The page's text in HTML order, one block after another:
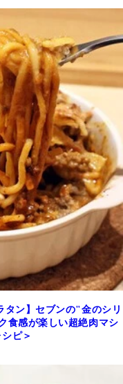
タン】セブンの"金のシリ
食感が楽しい超絶肉マシ
ピ＞